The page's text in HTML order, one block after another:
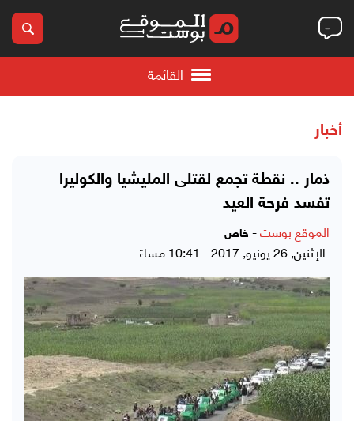
القائمة
أخبار
ذمار .. نقطة تجمع لقتلى المليشيا والكوليرا
تفسد فرحة العيد
الموقع بوست- خاص
الإثنين, 26 يونيو, 2017 - 10:41 مساءً